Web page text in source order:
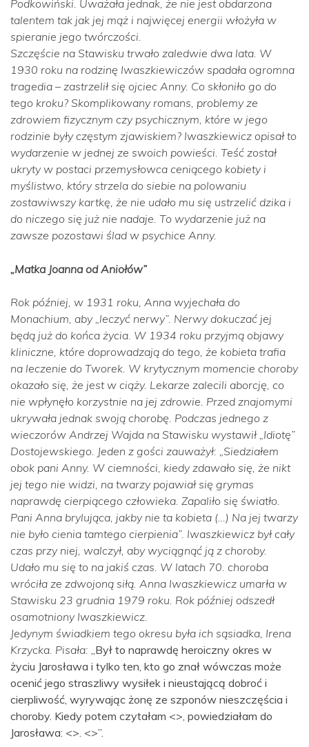
Podkowiński. Uważała jednak, że nie jest obdarzona
talentem tak jak jej mąż i najwięcej energii włożyła w
spieranie jego twórczości.
Szczęście na Stawisku trwało zaledwie dwa lata. W
1930 roku na rodzinę Iwaszkiewiczów spadała ogromna
tragedia – zastrzelił się ojciec Anny. Co skłoniło go do
tego kroku? Skomplikowany romans, problemy ze
zdrowiem fizycznym czy psychicznym, które w jego
rodzinie były częstym zjawiskiem? Iwaszkiewicz opisał to
wydarzenie w jednej ze swoich powieści. Teść został
ukryty w postaci przemysłowca ceniącego kobiety i
myślistwo, który strzela do siebie na polowaniu
zostawiwszy kartkę, że nie udało mu się ustrzelić dzika i
do niczego się już nie nadaje. To wydarzenie już na
zawsze pozostawi ślad w psychice Anny.
„Matka Joanna od Aniołów”
Rok później, w 1931 roku, Anna wyjechała do
Monachium, aby „leczyć nerwy”. Nerwy dokuczać jej
będą już do końca życia. W 1934 roku przyjmą objawy
kliniczne, które doprowadzają do tego, że kobieta trafia
na leczenie do Tworek. W krytycznym momencie choroby
okazało się, że jest w ciąży. Lekarze zalecili aborcję, co
nie wpłynęło korzystnie na jej zdrowie. Przed znajomymi
ukrywała jednak swoją chorobę. Podczas jednego z
wieczorów Andrzej Wajda na Stawisku wystawił „Idiotę”
Dostojewskiego. Jeden z gości zauważył: „Siedziałem
obok pani Anny. W ciemności, kiedy zdawało się, że nikt
jej tego nie widzi, na twarzy pojawiał się grymas
naprawdę cierpiącego człowieka. Zapaliło się światło.
Pani Anna brylująca, jakby nie ta kobieta (…) Na jej twarzy
nie było cienia tamtego cierpienia”. Iwaszkiewicz był cały
czas przy niej, walczył, aby wyciągnąć ją z choroby.
Udało mu się to na jakiś czas. W latach 70. choroba
wróciła ze zdwojoną siłą. Anna Iwaszkiewicz umarła w
Stawisku 23 grudnia 1979 roku. Rok później odszedł
osamotniony Iwaszkiewicz.
Jedynym świadkiem tego okresu była ich sąsiadka, Irena
Krzycka. Pisała: „Był to naprawdę heroiczny okres w
życiu Jarosława i tylko ten, kto go znał wówczas może
ocenić jego straszliwy wysiłek i nieustającą dobroć i
cierpliwość, wyrywając żonę ze szponów nieszczęścia i
choroby. Kiedy potem czytałam <>, powiedziałam do
Jarosława: <>. <>”.